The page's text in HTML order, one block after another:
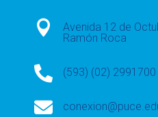

Avenida 12 de
Ramón Roca
 (593) (02) 2991700
